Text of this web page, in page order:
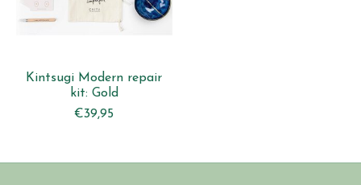
Kintsugi Modern repair
kit: Gold
€39,95